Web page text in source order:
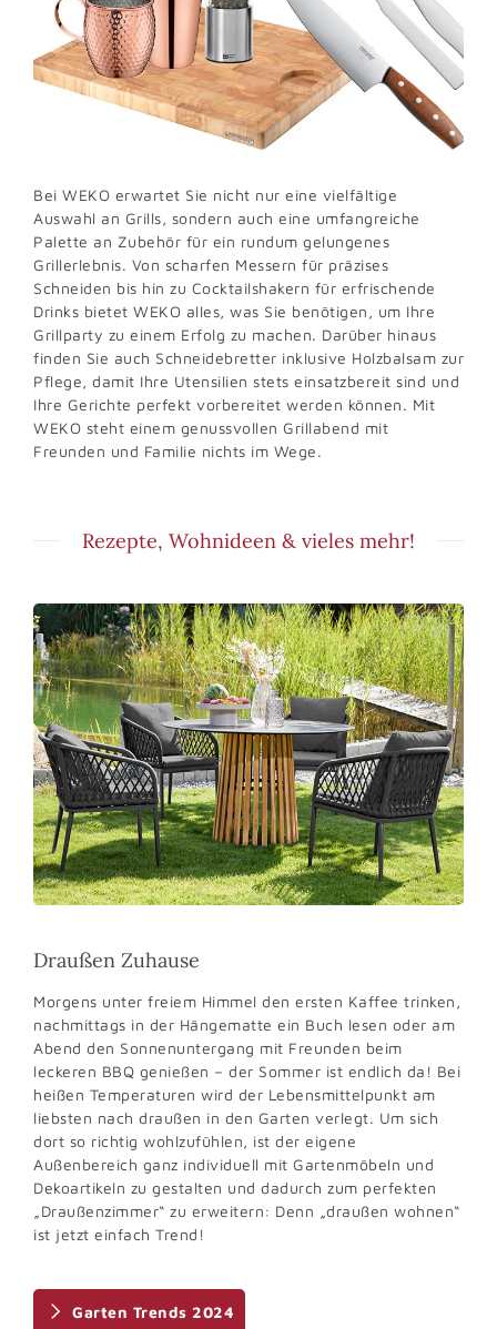
Bei WEKO erwartet Sie nicht nur eine vielfältige
Auswahl an Grills, sondern auch eine umfangreiche
Palette an Zubehör für ein rundum gelungenes
Grillerlebnis. Von scharfen Messern für präzises
Schneiden bis hin zu Cocktailshakern für erfrischende
Drinks bietet WEKO alles, was Sie benötigen, um Ihre
Grillparty zu einem Erfolg zu machen. Darüber hinaus
finden Sie auch Schneidebretter inklusive Holzbalsam zur
Pflege, damit Ihre Utensilien stets einsatzbereit sind und
Ihre Gerichte perfekt vorbereitet werden können. Mit
WEKO steht einem genussvollen Grillabend mit
Freunden und Familie nichts im Wege.
Rezepte, Wohnideen & vieles mehr!
Draußen Zuhause
Morgens unter freiem Himmel den ersten Kaffee trinken,
nachmittags in der Hängematte ein Buch lesen oder am
Abend den Sonnenuntergang mit Freunden beim
leckeren BBQ genießen – der Sommer ist endlich da! Bei
heißen Temperaturen wird der Lebensmittelpunkt am
liebsten nach draußen in den Garten verlegt. Um sich
dort so richtig wohlzufühlen, ist der eigene
Außenbereich ganz individuell mit Gartenmöbeln und
Dekoartikeln zu gestalten und dadurch zum perfekten
„Draußenzimmer“ zu erweitern: Denn „draußen wohnen“
ist jetzt einfach Trend!
Garten Trends 2024